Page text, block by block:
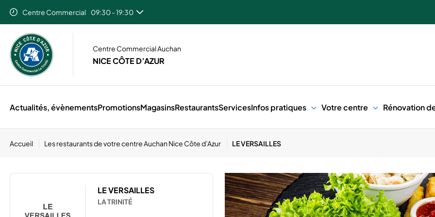
Centre Commercial 09:30 - 19:30
Centre Commercial Auchan
NICE CÔTE D’AZUR
Actualités, évènementsPromotionsMagasinsRestaurantsServicesInfos pratiques Votre centre Rénovation
Accueil Les restaurants de votre centre Auchan Nice Côte d’Azur LE VERSAILLES
LE VERSAILLES
LA TRINITÉ